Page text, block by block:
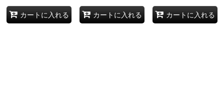
カートに入れる カートに入れる カートに入れる